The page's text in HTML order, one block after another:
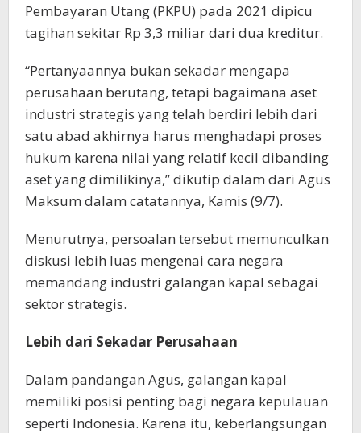
Pembayaran Utang (PKPU) pada 2021 dipicu
tagihan sekitar Rp 3,3 miliar dari dua kreditur.
“Pertanyaannya bukan sekadar mengapa
perusahaan berutang, tetapi bagaimana aset
industri strategis yang telah berdiri lebih dari
satu abad akhirnya harus menghadapi proses
hukum karena nilai yang relatif kecil dibanding
aset yang dimilikinya,” dikutip dalam dari Agus
Maksum dalam catatannya, Kamis (9/7).
Menurutnya, persoalan tersebut memunculkan
diskusi lebih luas mengenai cara negara
memandang industri galangan kapal sebagai
sektor strategis.
Lebih dari Sekadar Perusahaan
Dalam pandangan Agus, galangan kapal
memiliki posisi penting bagi negara kepulauan
seperti Indonesia. Karena itu, keberlangsungan